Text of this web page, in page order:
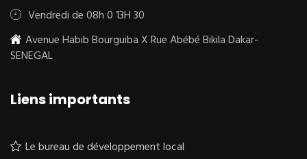
Vendredi de 08h 0 13H 30
Avenue Habib Bourguiba X Rue Abébé Bikila Dakar-
SENEGAL
Liens importants
Le bureau de développement local